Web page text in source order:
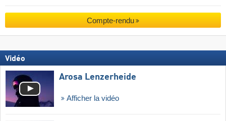
Compte-rendu
Vidéo
Arosa Lenzerheide
Afficher la vidéo